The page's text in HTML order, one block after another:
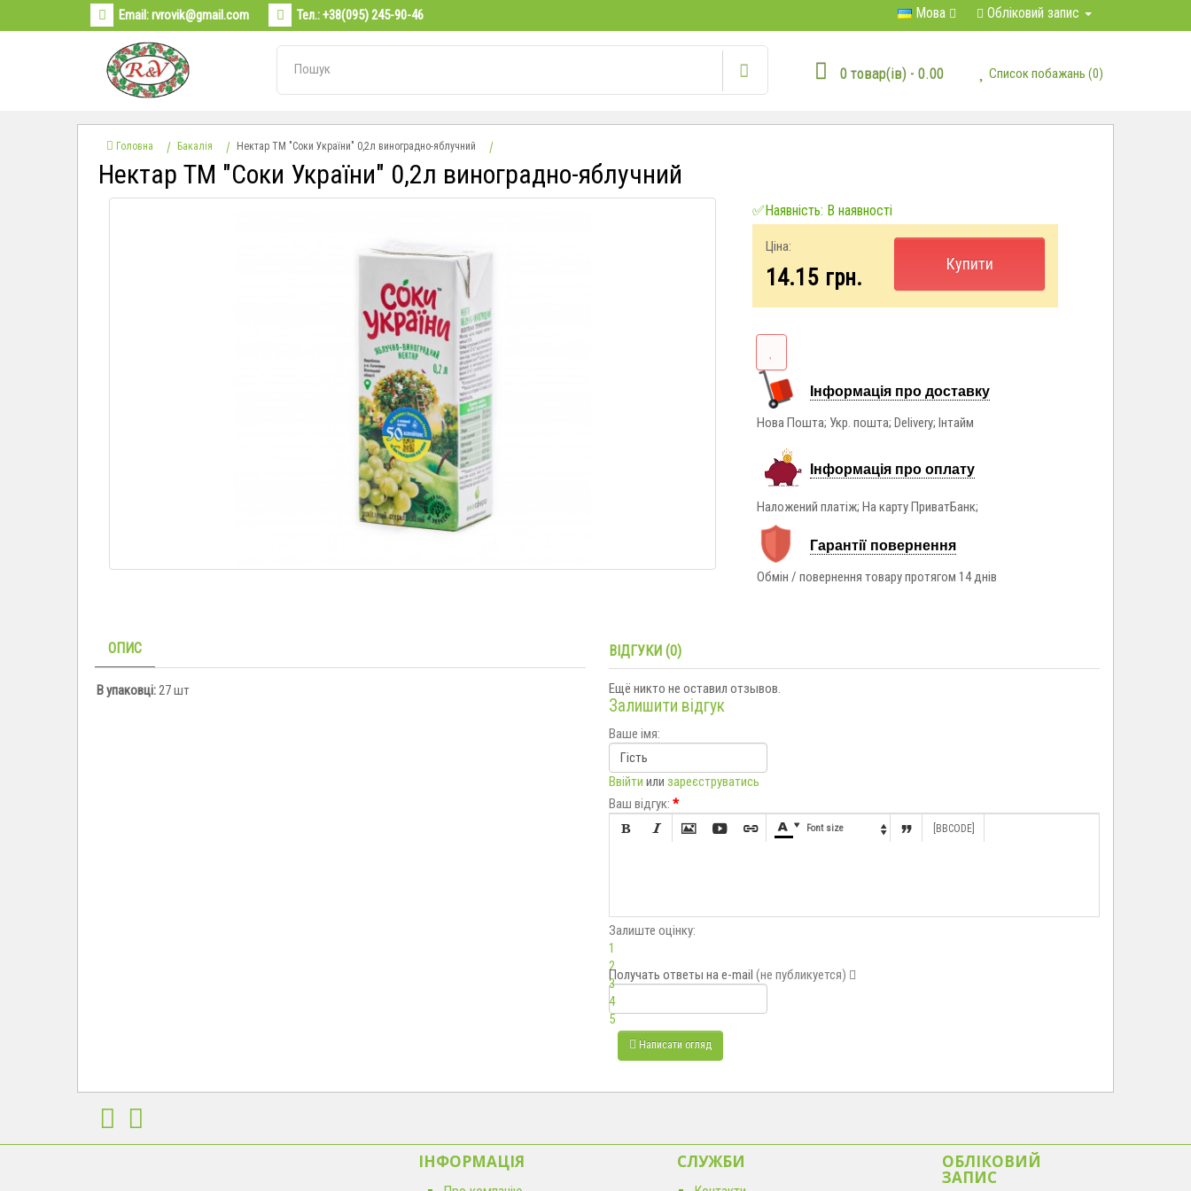
Email:rvrovik@gmail.com Тел.:+38(095) 245-90-46 Мова Обліковий запис
0 товар(ів) - 0.00 Список побажань (0)
Головна Бакалія Нектар ТМ "Соки України" 0,2л виноградно-яблучний
Нектар ТМ "Соки України" 0,2л виноградно-яблучний
✅Наявність: В наявності
Ціна:
14.15 грн.
Купити
Інформація про доставку
Нова Пошта; Укр. пошта; Delivery; Інтайм
Інформація про оплату
Наложений платіж; На карту ПриватБанк;
Гарантії повернення
Обмін / повернення товару протягом 14 днів
ОПИС
В упаковці:27 шт
ВІДГУКИ (0)
Ещё никто не оставил отзывов.
Залишити відгук
Ваше імя:
Ввійти или зареєструватись
Ваш відгук: *

      Font size   [BBCODE]
Залиште оцінку:
1
2
3
4
5
Получать ответы на e-mail (не публикуется)
Написати огляд
ІНФОРМАЦІЯ CЛУЖБИ ОБЛІКОВИЙ
ЗАПИС